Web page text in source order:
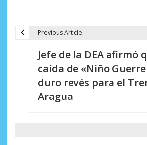
Previous Article
Jefe de la DEA afirmó
caída de «Niño
duro revés para el
Aragua